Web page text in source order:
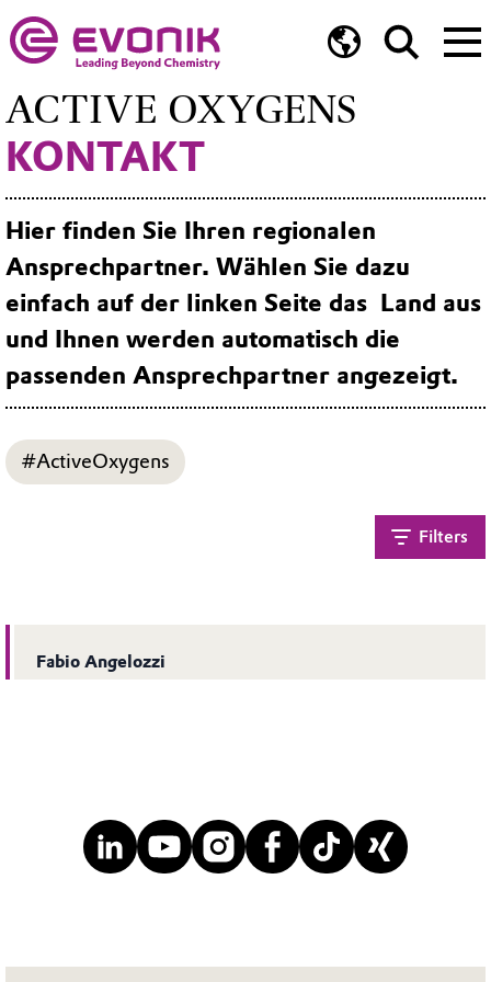
ACTIVE OXYGENS
KONTAKT
Hier finden Sie Ihren regionalen
Ansprechpartner. Wählen Sie dazu
einfach auf der linken Seite das Land aus
und Ihnen werden automatisch die
passenden Ansprechpartner angezeigt.
#ActiveOxygens